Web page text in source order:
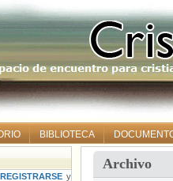
BIBLIOTECA
Archivo
REGISTRARSEy